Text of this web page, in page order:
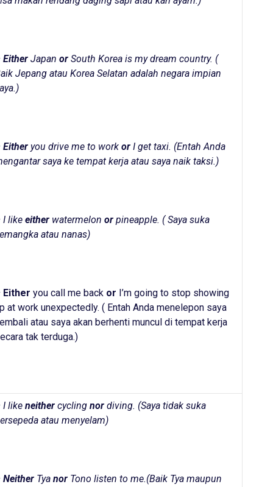
Either Japan or South Korea is my dream country. (
Jepang atau Korea Selatan adalah negara impian
)
Either you drive me to work or I get taxi. (Entah Anda
saya ke tempat kerja atau saya naik taksi.)
I like either watermelon or pineapple. (Saya suka
atau nanas)
Either you call me back or I’m going to stop showing
at work unexpectedly. ( Entah Anda menelepon saya
atau saya akan berhenti muncul di tempat kerja
tak terduga.)
I like neither cycling nor diving. (Saya tidak suka
atau menyelam)
Neither Tya nor Tono listen to me.(Baik Tya maupun